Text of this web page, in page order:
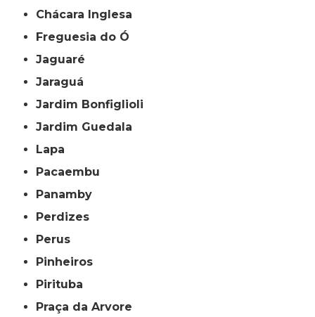
Chácara Inglesa
Freguesia do Ó
Jaguaré
Jaraguá
Jardim Bonfiglioli
Jardim Guedala
Lapa
Pacaembu
Panamby
Perdizes
Perus
Pinheiros
Pirituba
Praça da Arvore